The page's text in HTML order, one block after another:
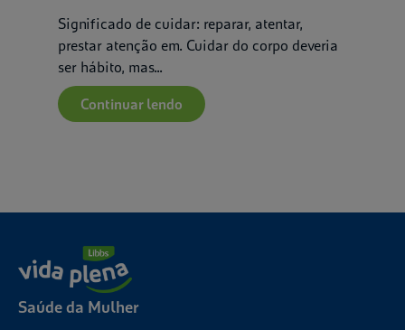
Significado de cuidar: reparar, atentar,
prestar atenção em. Cuidar do corpo deveria
ser hábito, mas...
Continuar lendo
Saúde da Mulher